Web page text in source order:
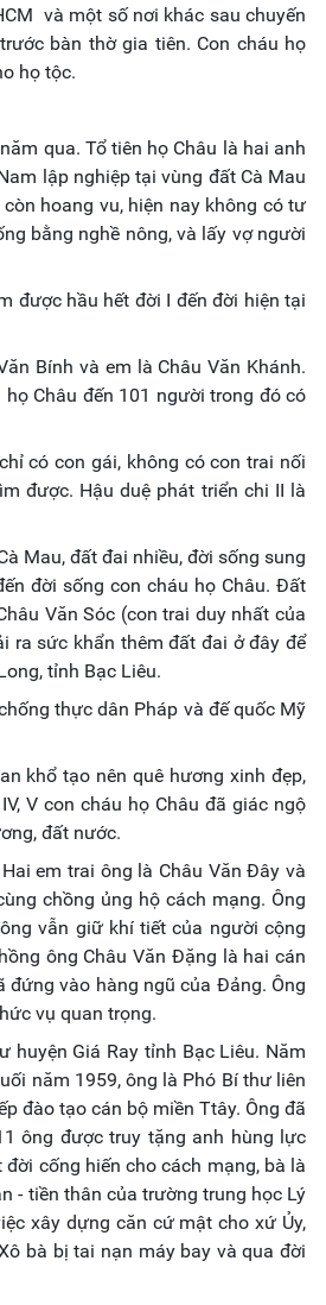
và một số nơi khác sau chuyến
bàn thờ gia tiên. Con cháu họ
họ tộc.
qua. Tổ tiên họ Châu là hai anh
lập nghiệp tại vùng đất Cà Mau
hoang vu, hiện nay không có tư
bằng nghề nông, và lấy vợ người
được hầu hết đời I đến đời hiện tại
Bính và em là Châu Văn Khánh.
Châu đến 101 người trong đó có
có con gái, không có con trai nối
được. Hậu duệ phát triển chi II là
Mau, đất đai nhiều, đời sống sung
đời sống con cháu họ Châu. Đất
Văn Sóc (con trai duy nhất của
ra sức khẩn thêm đất đai ở đây để
tỉnh Bạc Liêu.
thực dân Pháp và đế quốc Mỹ
khổ tạo nên quê hương xinh đẹp,
V con cháu họ Châu đã giác ngộ
đất nước.
em trai ông là Châu Văn Đây và
chồng ủng hộ cách mạng. Ông
vẫn giữ khí tiết của người cộng
ông Châu Văn Đặng là hai cán
đứng vào hàng ngũ của Đảng. Ông
vụ quan trọng.
huyện Giá Ray tỉnh Bạc Liêu. Năm
năm 1959, ông là Phó Bí thư liên
đào tạo cán bộ miền Ttây. Ông đã
ông được truy tặng anh hùng lực
cống hiến cho cách mạng, bà là
- tiền thân của trường trung học Lý
xây dựng căn cứ mật cho xứ Ủy,
bà bị tai nạn máy bay và qua đời